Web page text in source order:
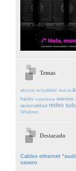
Temas
abusosactualidad Android
hacksinstantáneas internet
racionalidad redes
Windows
Destacado
Cables ethernet
casero